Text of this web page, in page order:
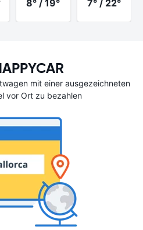
8° / 19° 7° / 22°
mit einer ausgezeichneten
vor Ort zu bezahlen